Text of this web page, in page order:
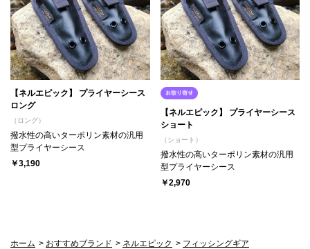
【ネルエピック】 プライヤーシース
ロング
（ロング）
撥水性の高いターポリン素材の汎用
型プライヤーシース
￥3,190
【ネルエピック】 プライヤーシース
ショート
（ショート）
撥水性の高いターポリン素材の汎用
型プライヤーシース
￥2,970
ホーム > おすすめブランド > ネルエピック > フィッシングギア